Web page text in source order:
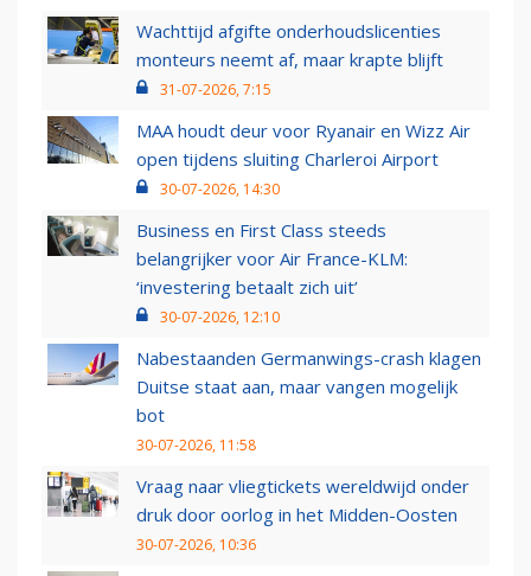
Wachttijd afgifte onderhoudslicenties
monteurs neemt af, maar krapte blijft
31-07-2026, 7:15
MAA houdt deur voor Ryanair en Wizz Air
open tijdens sluiting Charleroi Airport
30-07-2026, 14:30
Business en First Class steeds
belangrijker voor Air France-KLM:
‘investering betaalt zich uit’
30-07-2026, 12:10
Nabestaanden Germanwings-crash klagen
Duitse staat aan, maar vangen mogelijk
bot
30-07-2026, 11:58
Vraag naar vliegtickets wereldwijd onder
druk door oorlog in het Midden-Oosten
30-07-2026, 10:36